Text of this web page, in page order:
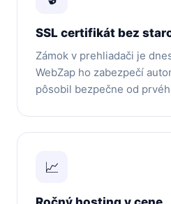
SSL certifikát bez
Zámok v prehliadači je
WebZap ho zabezpečí
pôsobil bezpečne od
📈